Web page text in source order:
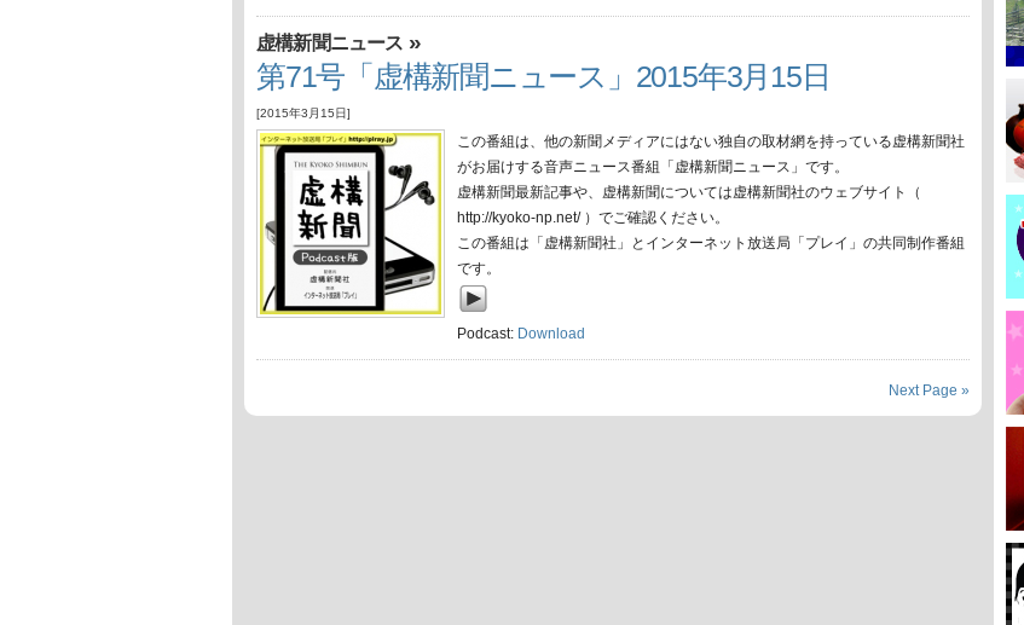
虚構新聞ニュース »
第71号「虚構新聞ニュース」2015年3月15日
[2015年3月15日]
この番組は、他の新聞メディアにはない独自の取材網を持っている虚構新聞社
がお届けする音声ニュース番組「虚構新聞ニュース」です。
虚構新聞最新記事や、虚構新聞については虚構新聞社のウェブサイト（
http://kyoko-np.net/ ）でご確認ください。
この番組は「虚構新聞社」とインターネット放送局「プレイ」の共同制作番組
です。
Podcast: Download
Next Page »